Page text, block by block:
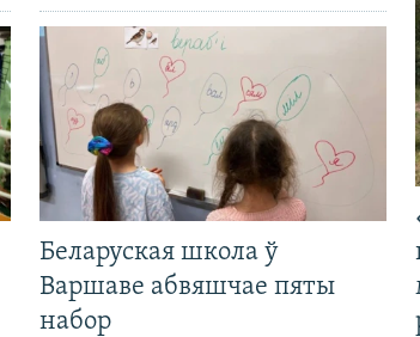
Беларуская школа ў
Варшаве абвяшчае пяты
набор